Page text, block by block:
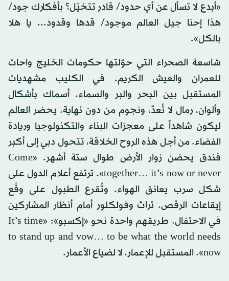
«أبدع لا تسأل عن أي حدود/ قادر تتخيّل؟ بأفكارك جود/
هذا إحنا جيل العالم موجود/ قدها وقدود... يا هلا
بالكل».
شاسعة الصحراء التي حوّلتها حكومات الخليج واحات
للعمران والعيش الكريم. في الكليب مشهديات
المستقبل بين البحر والبر والسماء. أسماك بأشكال
وألوان، رمال لا تُعدّ، ونجوم من دون نهاية. يحضر العالم
ليكون شاهداً على معجزات البناء والتكنولوجيا وريادة
الفضاء. من أجل هذه الروح الخلاقة، تتحول دبي إلى أكبر
فندق يحضن زوار الأرض طوال ستة أشهر. «Come
together… it’s now or never». ترتفع أعلام الدول على
شكل سرب يعانق الهواء. وتُقرع الطبول على وقْع
إيقاعات الرقص. تراث وفولكلور أمام أنظار المشاركين
في الاحتفال. طريقهم واحدة نحو «إكسبو»: «It’s time
to stand up and vow… to be what the world needs
now». المستقبل للإعمار، لا لضياع الأعمار.